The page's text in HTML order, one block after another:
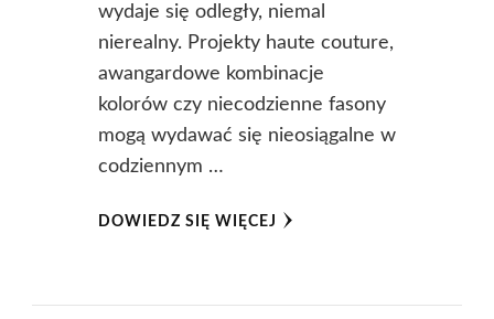
wydaje się odległy, niemal
nierealny. Projekty haute couture,
awangardowe kombinacje
kolorów czy niecodzienne fasony
mogą wydawać się nieosiągalne w
codziennym …
DOWIEDZ SIĘ WIĘCEJ